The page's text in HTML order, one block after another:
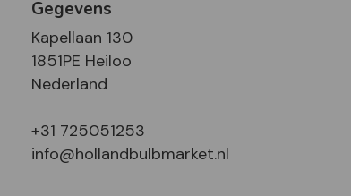
Gegevens
Kapellaan 130
1851PE Heiloo
Nederland
+31 725051253
info@hollandbulbmarket.nl